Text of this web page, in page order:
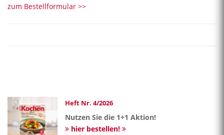
zum Bestellformular >>
Heft Nr. 4/2026
Nutzen Sie die 1+1 Aktion!
hier bestellen!